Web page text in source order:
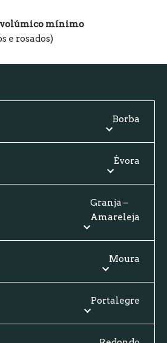
mínimo
e rosados)
Borba
Évora
Granja –
Amareleja
Moura
Portalegre